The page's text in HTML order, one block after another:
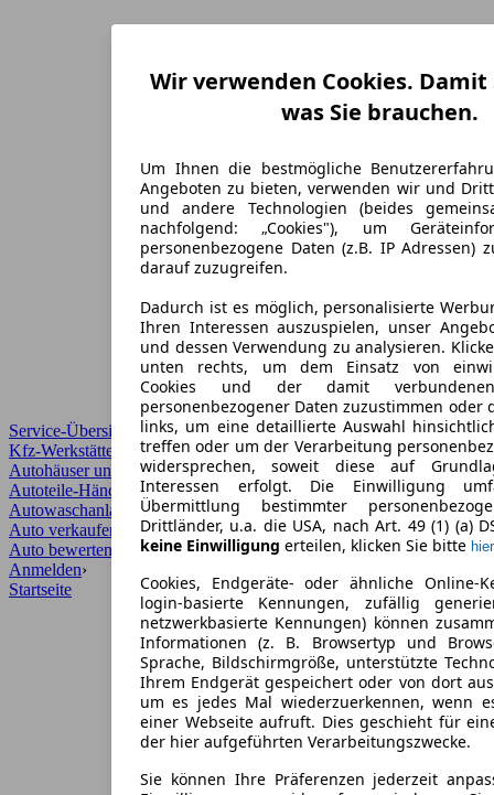
Service-Übersicht
Kfz-Werkstätten
Autohäuser und Händler
Autoteile-Händler
Autowaschanlagen
Auto verkaufen
Auto bewerten
Anmelden›
Wir verwenden Cookies.
was Sie brauchen.
Um Ihnen die bestmögliche
Angeboten zu bieten, verwenden wir und
und andere Technologien (beides
nachfolgend: „Cookies"), um
personenbezogene Daten (z.B. IP Adressen)
darauf zuzugreifen.
Dadurch ist es möglich, personalisierte
Ihren Interessen auszuspielen, unser
und dessen Verwendung zu analysieren.
unten rechts, um dem Einsatz von
Cookies und der damit
personenbezogener Daten zuzustimmen oder
links, um eine detaillierte Auswahl
treffen oder um der Verarbeitung
widersprechen, soweit diese auf
Interessen erfolgt. Die Einwilligung
Übermittlung bestimmter
Drittländer, u.a. die USA, nach Art. 49 (1) (a)
keine Einwilligung erteilen, klicken Sie bitte hier
Cookies, Endgeräte- oder ähnliche Online-
login-basierte Kennungen, zufällig
netzwerkbasierte Kennungen) können
Informationen (z. B. Browsertyp und
Sprache, Bildschirmgröße, unterstützte
Ihrem Endgerät gespeichert oder von dort
um es jedes Mal wiederzuerkennen, wenn
einer Webseite aufruft. Dies geschieht für
der hier aufgeführten Verarbeitungszwecke.
Sie können Ihre Präferenzen jederzeit
Startseite